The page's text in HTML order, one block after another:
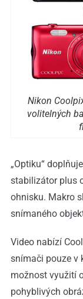
Nikon
volitelných
„Optiku“
stabilizátor plus
ohnisku. Makro
snímaného
Video nabízí
snímači pouze v
možnost využití
pohyblivých